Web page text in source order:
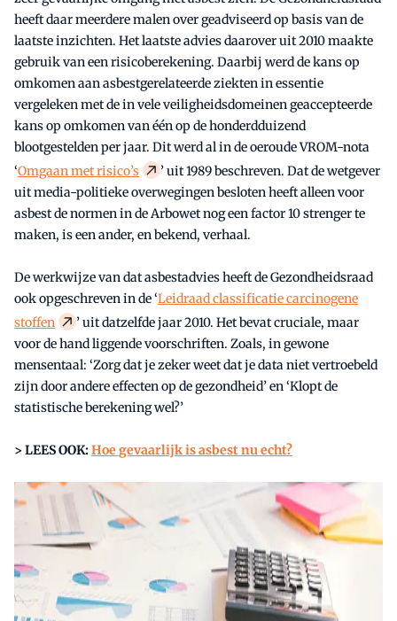
heeft daar meerdere malen over geadviseerd op basis van de
laatste inzichten. Het laatste advies daarover uit 2010 maakte
gebruik van een risicoberekening. Daarbij werd de kans op
omkomen aan asbestgerelateerde ziekten in essentie
vergeleken met de in vele veiligheidsdomeinen geaccepteerde
kans op omkomen van één op de honderdduizend
blootgestelden per jaar. Dit werd al in de oeroude VROM-nota
‘Omgaan met risico’s
’ uit 1989 beschreven. Dat de wetgever
uit media-politieke overwegingen besloten heeft alleen voor
asbest de normen in de Arbowet nog een factor 10 strenger te
maken, is een ander, en bekend, verhaal.
De werkwijze van dat asbestadvies heeft de Gezondheidsraad
ook opgeschreven in de ‘Leidraad classificatie carcinogene
stoffen
’ uit datzelfde jaar 2010. Het bevat cruciale, maar
voor de hand liggende voorschriften. Zoals, in gewone
mensentaal: ‘Zorg dat je zeker weet dat je data niet vertroebeld
zijn door andere effecten op de gezondheid’ en ‘Klopt de
statistische berekening wel?’
> LEES OOK:Hoe gevaarlijk is asbest nu echt?